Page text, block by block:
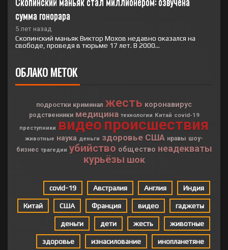
сумма гонорара
5 лет назад
Скопинский маньяк Виктор Мохов недавно оказался на
свободе, проведя в тюрьме 17 лет. В 2000...
ОБЛАКО МЕТОК
подростки криминал жесть коронавирус
родственники медицина технологии Китай covid-19
преступники видео происшествия
животные наука деньги здоровье США нравы шоу-
бизнес трагедии убийство общество неадекваты
курьёзы шок
covid-19 Австралия Англия Индия
Китай США Франция видео гаджеты
деньги дети жесть животные
здоровье изнасилование инопланетяне